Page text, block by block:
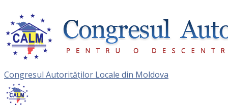
Congresul Autorităţilor Locale din Moldova